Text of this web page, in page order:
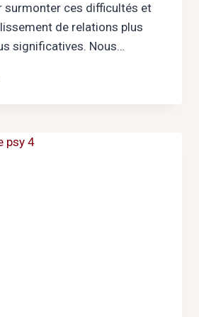
surmonter ces difficultés et
de relations plus
significatives. Nous…